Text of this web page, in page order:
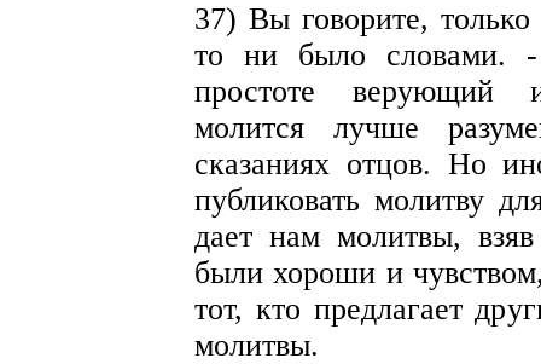
37) Вы говорите,
то ни было словами.
простоте верующий
молится лучше
сказаниях отцов. Но
публиковать молитву
дает нам молитвы,
были хороши и
тот, кто предлагает
молитвы.